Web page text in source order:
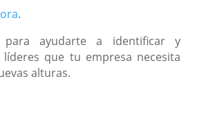
.
para ayudarte a identificar y
que tu empresa necesita
alturas.